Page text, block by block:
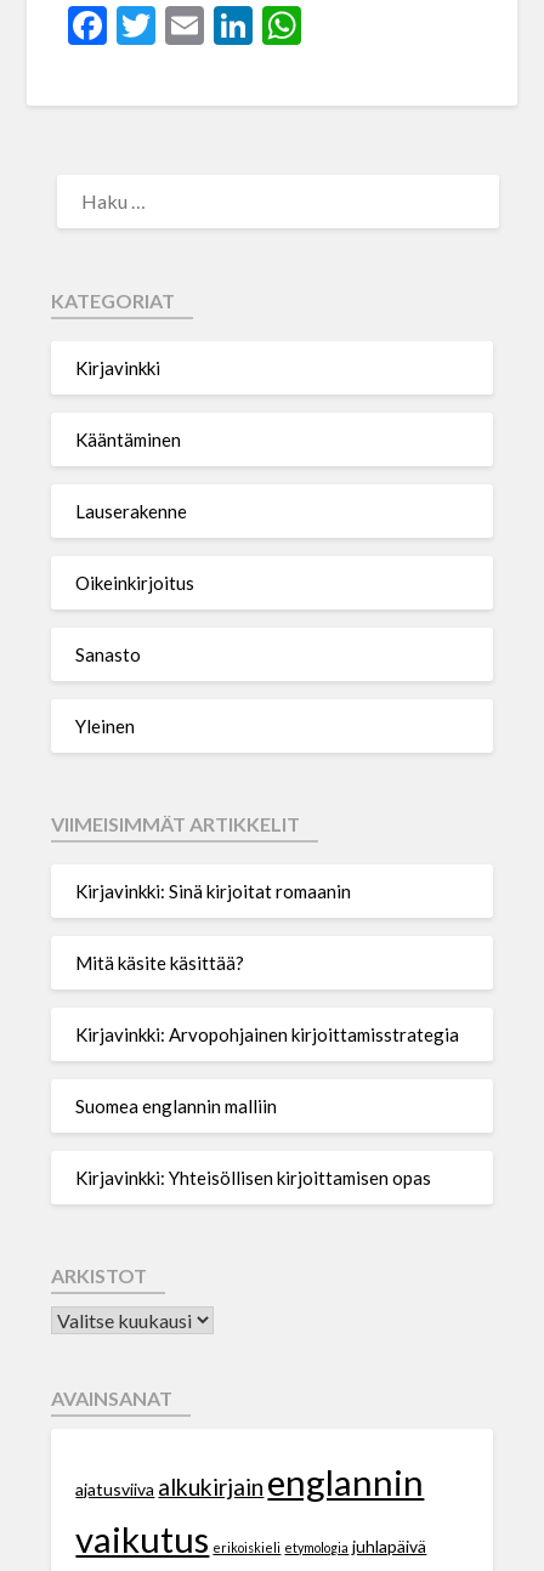
Facebook
Twitter
EmailLinkedIn
KATEGORIAT
Kirjavinkki
Kääntäminen
Lauserakenne
Oikeinkirjoitus
Sanasto
Yleinen
VIIMEISIMMÄT ARTIKKELIT
Kirjavinkki: Sinä kirjoitat romaanin
Mitä käsite käsittää?
Kirjavinkki: Arvopohjainen kirjoittamisstrategia
Suomea englannin malliin
Kirjavinkki: Yhteisöllisen kirjoittamisen opas
ARKISTOT
AVAINSANAT
ajatusviiva alkukirjain englannin
vaikutus erikoiskieli etymologia juhlapäivä